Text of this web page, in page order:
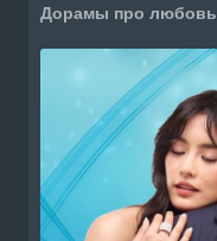
Дорамы про любовь